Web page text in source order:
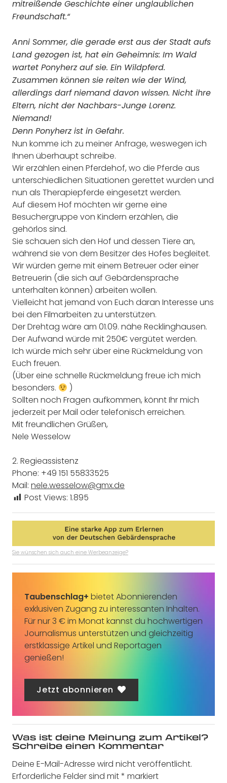
mitreißende Geschichte einer unglaublichen
Freundschaft.“
Anni Sommer, die gerade erst aus der Stadt aufs
Land gezogen ist, hat ein Geheimnis: Im Wald
wartet Ponyherz auf sie. Ein Wildpferd.
Zusammen können sie reiten wie der Wind,
allerdings darf niemand davon wissen. Nicht ihre
Eltern, nicht der Nachbars-Junge Lorenz.
Niemand!
Denn Ponyherz ist in Gefahr.
Nun komme ich zu meiner Anfrage, weswegen ich
Ihnen überhaupt schreibe.
Wir erzählen einen Pferdehof, wo die Pferde aus
unterschiedlichen Situationen gerettet wurden und
nun als Therapiepferde eingesetzt werden.
Auf diesem Hof möchten wir gerne eine
Besuchergruppe von Kindern erzählen, die
gehörlos sind.
Sie schauen sich den Hof und dessen Tiere an,
während sie von dem Besitzer des Hofes begleitet.
Wir würden gerne mit einem Betreuer oder einer
Betreuerin (die sich auf Gebärdensprache
unterhalten können) arbeiten wollen.
Vielleicht hat jemand von Euch daran Interesse uns
bei den Filmarbeiten zu unterstützen.
Der Drehtag wäre am 01.09. nähe Recklinghausen.
Der Aufwand würde mit 250€ vergütet werden.
Ich würde mich sehr über eine Rückmeldung von
Euch freuen.
(Über eine schnelle Rückmeldung freue ich mich
besonders.
)
Sollten noch Fragen aufkommen, könnt Ihr mich
jederzeit per Mail oder telefonisch erreichen.
Mit freundlichen Grüßen,
Nele Wesselow
2. Regieassistenz
Phone: +49 151 55833525
Mail: nele.wesselow@gmx.de
Post Views: 1.895
Sie wünschen sich auch eine Werbeanzeige?
Taubenschlag+ bietet Abonnierenden
exklusiven Zugang zu interessanten Inhalten.
Für nur 3 € im Monat kannst du hochwertigen
Journalismus unterstützen und gleichzeitig
erstklassige Artikel und Reportagen
genießen!
Jetzt abonnieren
Was ist deine Meinung zum Artikel?
Schreibe einen Kommentar
Deine E-Mail-Adresse wird nicht veröffentlicht.
Erforderliche Felder sind mit* markiert